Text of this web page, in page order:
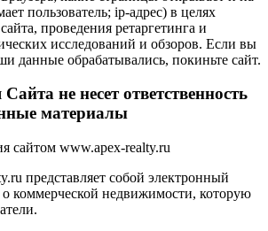
пользователь; ip-адрес) в целях
проведения ретаргетинга и
исследований и обзоров. Если вы
данные обрабатывались, покиньте сайт.
не несет ответственность
материалы
сайтом www.apex-realty.ru
представляет собой электронный
о коммерческой недвижимости, которую